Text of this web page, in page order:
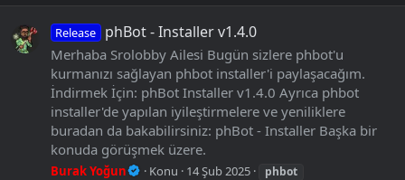
Release phBot - Installer v1.4.0
Merhaba Srolobby Ailesi Bugün sizlere phbot'u
kurmanızı sağlayan phbot installer'i paylaşacağım.
İndirmek İçin: phBot Installer v1.4.0 Ayrıca phbot
installer'de yapılan iyileştirmelere ve yeniliklere
buradan da bakabilirsiniz: phBot - Installer Başka bir
konuda görüşmek üzere.
Burak Yoğun Konu 14 Şub 2025
phbot